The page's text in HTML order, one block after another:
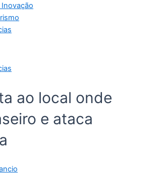
ao local onde
e ataca